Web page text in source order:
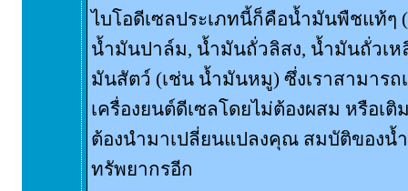
ไบโอดีเซลประเภทนี้ก็คือน้ำมันพืชแท้ๆ
น้ำมันปาล์ม, น้ำมันถั่วลิสง, น้ำมันถั่วเห
มันสัตว์ (เช่น น้ำมันหมู) ซึ่งเราสามารถ
เครื่องยนต์ดีเซลโดยไม่ต้องผสม หรือเ
ต้องนำมาเปลี่ยนแปลงคุณ สมบัติของน้ำ
ทรัพยากรอีก